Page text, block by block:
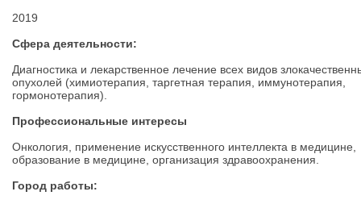
2019
Сфера деятельности:
Диагностика и лекарственное лечение всех видов
опухолей (химиотерапия, таргетная терапия, иммунотерапия,
гормонотерапия).
Профессиональные интересы
Онкология, применение искусственного интеллекта в медицине,
образование в медицине, организация здравоохранения.
Город работы: